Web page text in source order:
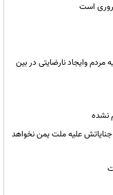
است
وایجاد نارضایتی در بین
نشده
علیه ملت یمن نخواهد